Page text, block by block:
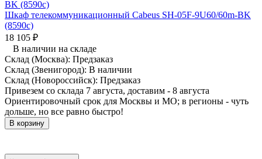
Шкаф телекоммуникационный Cabeus SH-05F-9U60/60m-BK
(8590c)
18 105 ₽
В наличии на складе
Склад (Москва): Предзаказ
Склад (Звенигород): В наличии
Склад (Новороссийск): Предзаказ
Привезем со склада 7 августа, доставим - 8 августа
Ориентировочный срок для Москвы и МО; в регионы - чуть
дольше, но все равно быстро!
В корзину